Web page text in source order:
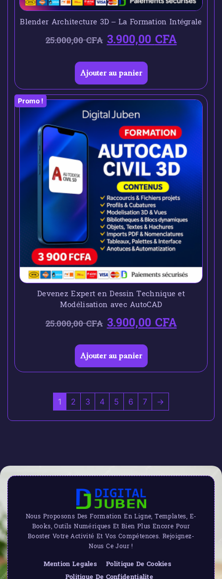
Blender Architecture 3D – La Formation Intégrale
25.000,00CFA 3.900,00CFA
Ajouter au panier
Promo !
Devenez Expert en Dessin Technique et
Modélisation avec AutoCAD
25.000,00CFA 3.900,00CFA
Ajouter au panier
1 2 3 4 5 6 7 →
Nous Proposons Des Formation En Ligne, Templates, E-
Books, Outils Numériques Et Bien Plus Encore Pour
Booster Votre Activité Et Vos Compétences. Rejoignez-
Nous Ce Jour !
Mention Legales
Politique De Cookies